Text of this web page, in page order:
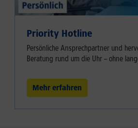
Priority Hotline
Persönliche Ansprechpartner und
Beratung rund um die Uhr – ohne
Mehr erfahren